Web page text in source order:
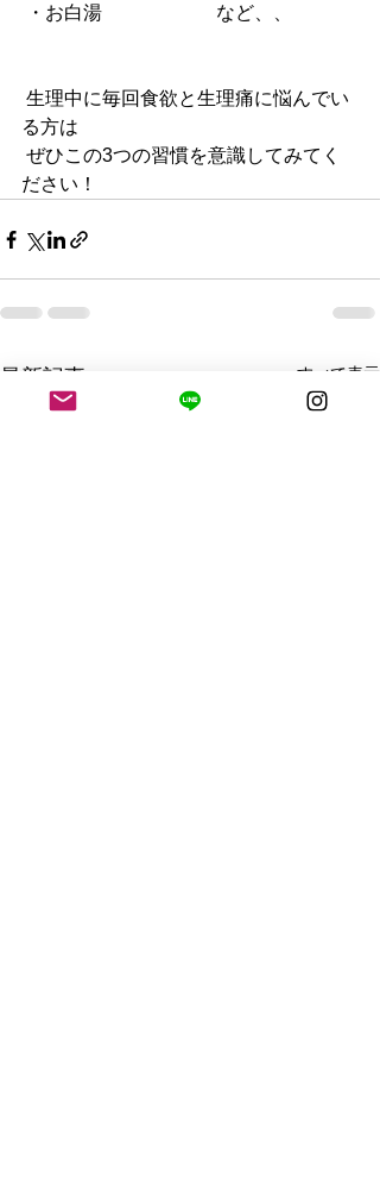
・お白湯                        など、、
る方は
ださい！
最新記事 すべて表示